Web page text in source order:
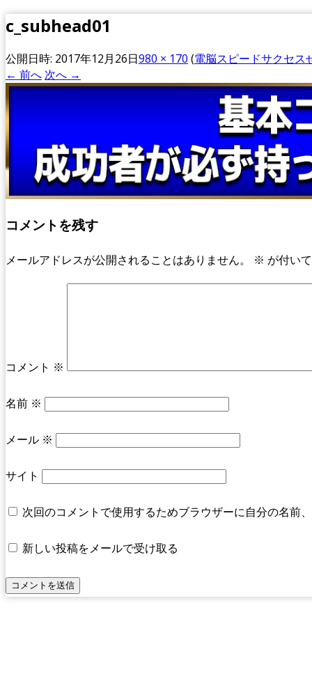
c_subhead01
公開日時: 2017年12月26日980 × 170 (電脳スピードサクセス
← 前へ 次へ →
コメントを残す
メールアドレスが公開されることはありません。 ※ が付い
コメント ※
名前 ※
メール ※
サイト
次回のコメントで使用するためブラウザーに自分の名前
新しい投稿をメールで受け取る